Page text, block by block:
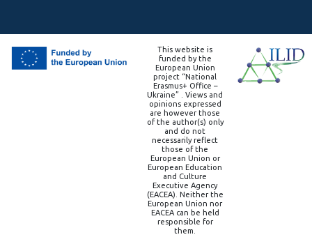
This website is
funded by the
European Union
project “National
Erasmus+ Office –
Ukraine” . Views and
opinions expressed
are however those
of the author(s) only
and do not
necessarily reflect
those of the
European Union or
European Education
and Culture
Executive Agency
(EACEA). Neither the
European Union nor
EACEA can be held
responsible for
them.